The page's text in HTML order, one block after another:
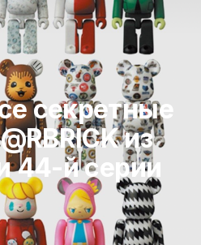
секретные
из
44-й серии